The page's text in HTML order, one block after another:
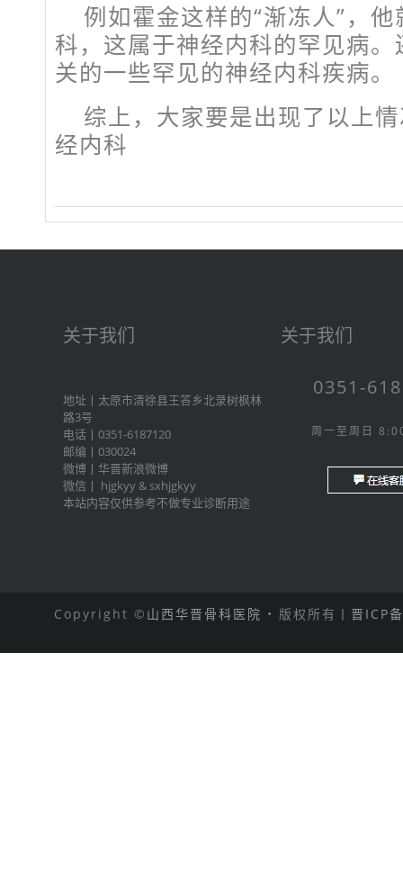
例如霍金这样的“渐冻人”，
科，这属于神经内科的罕见病
关的一些罕见的神经内科疾病。
综上，大家要是出现了以上
经内科
关于我们
地址丨太原市清徐县王答乡北录树枫林
路3号
电话丨0351-6187120
邮编丨030024
微博丨 华晋新浪微博
微信丨 hjgkyy & sxhjgkyy
本站内容仅供参考不做专业诊断用途
关于我们
0351-
周一至周日
Copyright © 山西华晋骨科医院 • 版权所有丨 晋ICP